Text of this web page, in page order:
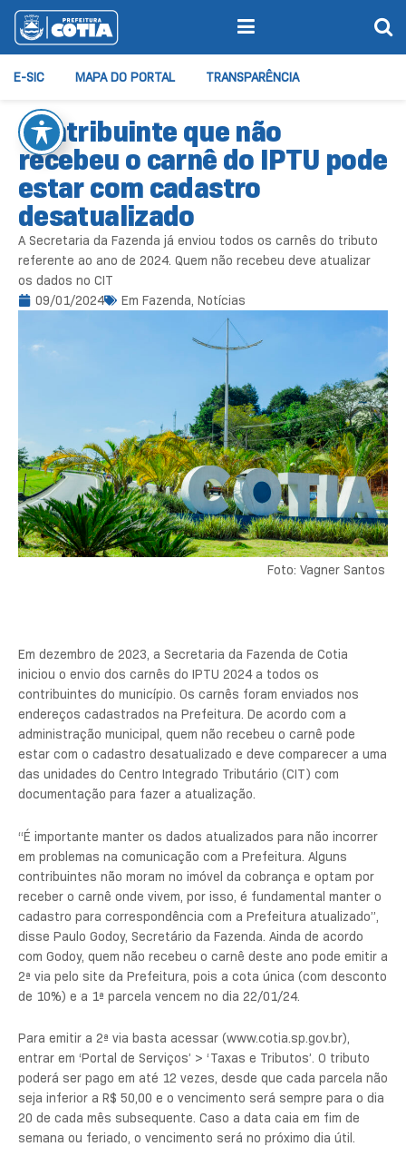
E-SIC MAPA DO PORTAL TRANSPARÊNCIA
Contribuinte que não
recebeu o carnê do IPTU pode
estar com cadastro
desatualizado
A Secretaria da Fazenda já enviou todos os carnês do tributo
referente ao ano de 2024. Quem não recebeu deve atualizar
os dados no CIT
09/01/2024
Em Fazenda, Notícias
Foto: Vagner Santos
Em dezembro de 2023, a Secretaria da Fazenda de Cotia
iniciou o envio dos carnês do IPTU 2024 a todos os
contribuintes do município. Os carnês foram enviados nos
endereços cadastrados na Prefeitura. De acordo com a
administração municipal, quem não recebeu o carnê pode
estar com o cadastro desatualizado e deve comparecer a uma
das unidades do Centro Integrado Tributário (CIT) com
documentação para fazer a atualização.
“É importante manter os dados atualizados para não incorrer
em problemas na comunicação com a Prefeitura. Alguns
contribuintes não moram no imóvel da cobrança e optam por
receber o carnê onde vivem, por isso, é fundamental manter o
cadastro para correspondência com a Prefeitura atualizado”,
disse Paulo Godoy, Secretário da Fazenda. Ainda de acordo
com Godoy, quem não recebeu o carnê deste ano pode emitir a
2ª via pelo site da Prefeitura, pois a cota única (com desconto
de 10%) e a 1ª parcela vencem no dia 22/01/24.
Para emitir a 2ª via basta acessar (www.cotia.sp.gov.br),
entrar em ‘Portal de Serviços’ > ‘Taxas e Tributos’. O tributo
poderá ser pago em até 12 vezes, desde que cada parcela não
seja inferior a R$ 50,00 e o vencimento será sempre para o dia
20 de cada mês subsequente. Caso a data caia em fim de
semana ou feriado, o vencimento será no próximo dia útil.